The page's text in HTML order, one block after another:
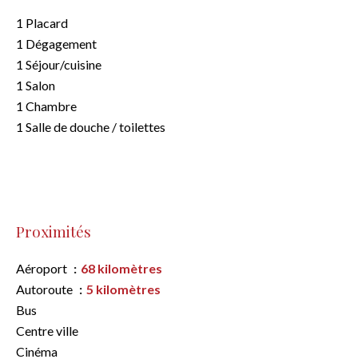
1 Placard
1 Dégagement
1 Séjour/cuisine
1 Salon
1 Chambre
1 Salle de douche / toilettes
Proximités
Aéroport
68 kilomètres
Autoroute
5 kilomètres
Bus
Centre ville
Cinéma